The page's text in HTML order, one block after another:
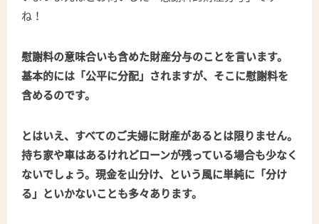
ね！
慰謝料の意味合いも含めた財産分与のことを言います。
基本的には「公平に分配」されますが、そこに慰謝料を
含めるのです。
とはいえ、すべてのご夫婦に財産があるとは限りません。
持ち家や車はあるけれどローンが残っている場合も少なく
ないでしょう。現金を山分け、という風に単純に「分け
る」といかないことも多々あります。